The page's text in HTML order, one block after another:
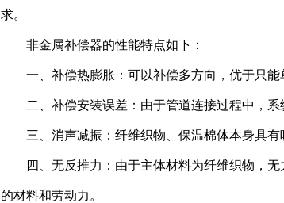
求。
非金属补偿器的性能特点如下：
一、补偿热膨胀：可以补偿多方向，优于只能
二、补偿安装误差：由于管道连接过程中，
三、消声减振：纤维织物、保温棉体本身具
四、无反推力：由于主体材料为纤维织物，
的材料和劳动力。